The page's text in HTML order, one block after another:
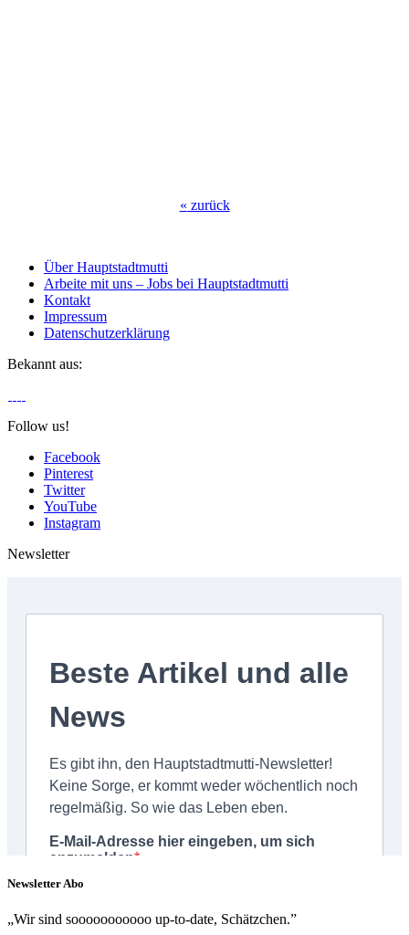
« zurück
Über Hauptstadtmutti
Arbeite mit uns – Jobs bei Hauptstadtmutti
Kontakt
Impressum
Datenschutzerklärung
Bekannt aus:
Follow us!
Facebook
Pinterest
Twitter
YouTube
Instagram
Newsletter
Newsletter Abo
„Wir sind sooooooooooo up-to-date, Schätzchen.”